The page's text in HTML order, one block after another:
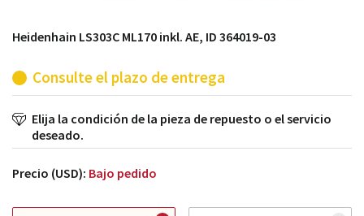
Heidenhain LS303C ML170 inkl. AE, ID 364019-03
Consulte el plazo de entrega
Elija la condición de la pieza de repuesto o el servicio
deseado.
Precio (USD): Bajo pedido